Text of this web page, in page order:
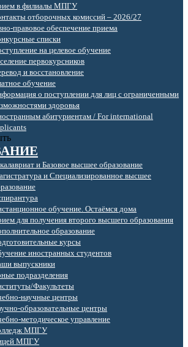
в филиалы МПГУ
отборочных комиссий – 2026/27
правовое обеспечение приема
списки
на целевое обучение
первокурсников
и восстановление
обучение
о поступлении для лиц с ограниченными
здоровья
абитуриентам / For international
и Базовое высшее образование
и Специализированное высшее
обучение. Остаёмся дома
для получения второго высшего образования
образование
курсы
иностранных студентов
выпускники
подразделения
Факультеты
научные центры
образовательные центры
методическое управление
МПГУ
МПГУ